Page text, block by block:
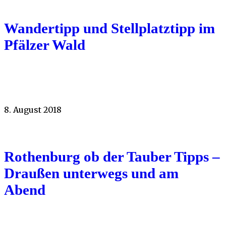
Wandertipp und Stellplatztipp im
Pfälzer Wald
8. August 2018
Rothenburg ob der Tauber Tipps –
Draußen unterwegs und am
Abend